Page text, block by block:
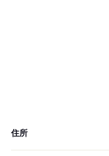
住所